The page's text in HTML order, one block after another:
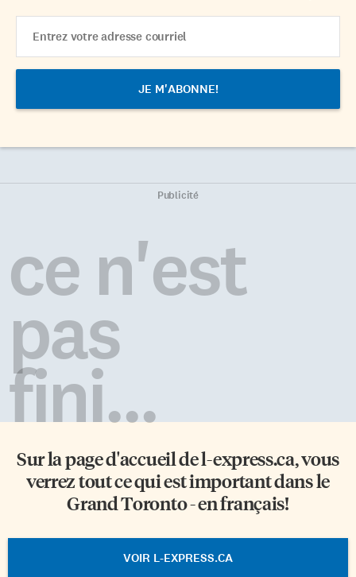
Address
Publicité
ce n'est
pas
fini...
Sur la page d'accueil del-express.ca, vous
verrez tout ce qui est important dans le
Grand Toronto - en français!
VOIR L-EXPRESS.CA